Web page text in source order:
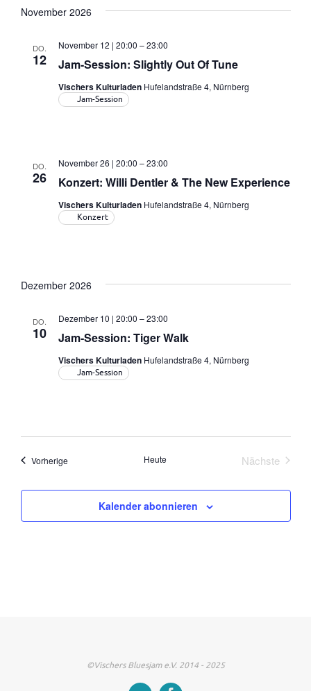
November 2026
DO.
12 Jam-Session: Slightly Out Of Tune
November 12 | 20:00 –23:00
Vischers Kulturladen Hufelandstraße 4, Nürnberg
Jam-Session
DO.
26 Konzert: Willi Dentler & The New Experience
November 26 | 20:00 –23:00
Vischers Kulturladen Hufelandstraße 4, Nürnberg
Konzert
Dezember 2026
DO.
10 Jam-Session: Tiger Walk
Dezember 10 | 20:00 –23:00
Vischers Kulturladen Hufelandstraße 4, Nürnberg
Jam-Session
VorherigeVeranstaltungen Heute
Nächste
Kalender abonnieren
©Vischers Bluesjam e.V. 2014 - 2025